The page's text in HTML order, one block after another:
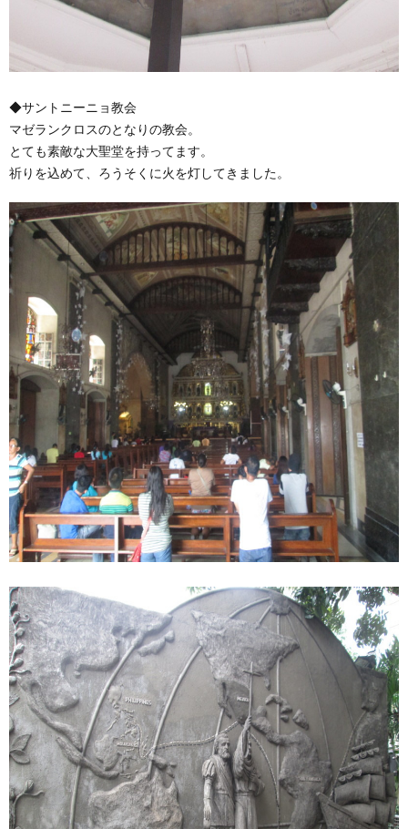
◆サントニーニョ教会
マゼランクロスのとなりの教会。
とても素敵な大聖堂を持ってます。
祈りを込めて、ろうそくに火を灯してきました。